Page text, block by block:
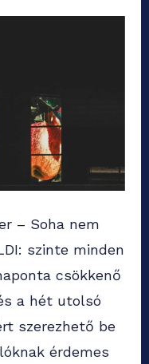
– Soha nem
szinte minden
csökkenő
a hét utolsó
szerezhető be
érdemes